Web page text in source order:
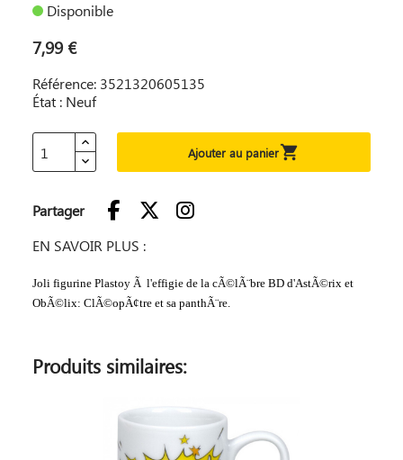
Disponible
7,99 €
Référence: 3521320605135
État : Neuf
Ajouter au panier
Partager
EN SAVOIR PLUS :
Joli figurine Plastoy Ã l'effigie de la cÃ©lÃ¨bre BD d'AstÃ©rix et
ObÃ©lix: ClÃ©opÃ¢tre et sa panthÃ¨re.
Produits similaires: